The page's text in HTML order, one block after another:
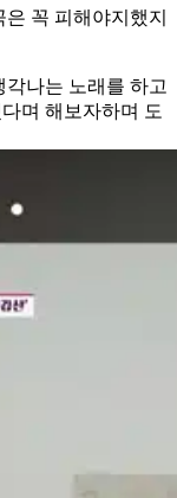
꼭 피해야지했지
나는 노래를 하고
며 해보자하며 도